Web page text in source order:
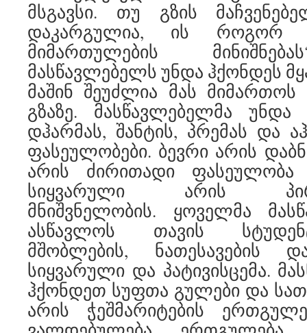
მსგავსი. თუ გზის
დაკარგულია, ის როგორ
მიმართულების
მასწავლებელს უნდა ჰქონდეს
მაშინ შეუძლია მას
გზაზე. მასწავლებელმა უნდა
დჰარმას, შანტის, პრემას და
ფასეულობები. ბევრი არის
არის ძირითადი
სიყვარული არის
მნიშვნელობის. ყოველმა
ასწავლოს თავის
მშობლების, ნათესავების
სიყვარული და პატივისცემა.
ჰქონდეთ სუფთა გულები და
არის ჭეშმარიტების